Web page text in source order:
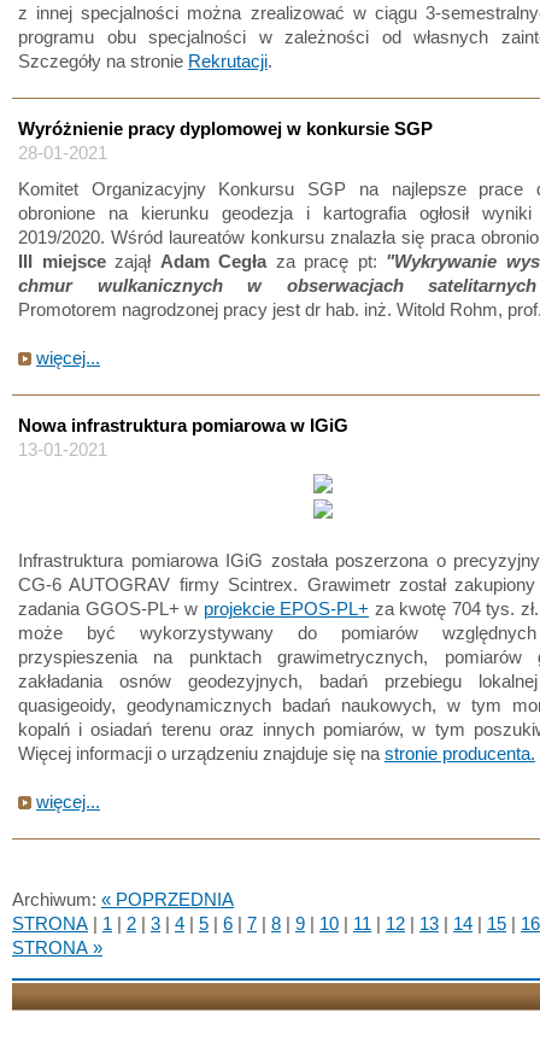
z innej specjalności można zrealizować w ciągu 3-
programu obu specjalności w zależności od własnych
Szczegóły na stronie Rekrutacji.
Wyróżnienie pracy dyplomowej w konkursie SGP
28-01-2021
Komitet Organizacyjny Konkursu SGP na najlepsze prace
obronione na kierunku geodezja i kartografia ogłosił
2019/2020. Wśród laureatów konkursu znalazła się praca
III miejscezajął Adam Cegłaza pracę pt: "Wykrywanie
chmur wulkanicznych w obserwacjach
Promotorem nagrodzonej pracy jest dr hab. inż. Witold Rohm,
więcej...
Nowa infrastruktura pomiarowa w IGiG
13-01-2021
Infrastruktura pomiarowa IGiG została poszerzona o
CG-6 AUTOGRAV firmy Scintrex. Grawimetr został
zadania GGOS-PL+ w projekcie EPOS-PL+ za kwotę 704 tys.
może być wykorzystywany do pomiarów
przyspieszenia na punktach grawimetrycznych, pomiarów
zakładania osnów geodezyjnych, badań przebiegu
quasigeoidy, geodynamicznych badań naukowych, w tym
kopalń i osiadań terenu oraz innych pomiarów, w tym
Więcej informacji o urządzeniu znajduje się na stronie producenta.
więcej...
Archiwum: « POPRZEDNIA
STRONA | 1 | 2 | 3 | 4 | 5 | 6 | 7 | 8 | 9 | 10 | 11 | 12 | 13 | 14 | 15 | 16
STRONA »